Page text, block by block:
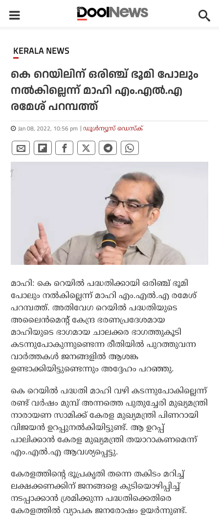
KERALA NEWS
കെ റെയിലിന് ഒരിഞ്ച് ഭൂമി പോലും
നല്‍കില്ലെന്ന് മാഹി എം.എല്‍.എ
രമേശ് പറമ്പത്ത്
Jan 08, 2022, 10:56 pm ഡൂള്‍ന്യൂസ് ഡെസ്‌ക്
മാഹി: കെ റെയില്‍ പദ്ധതിക്കായി ഒരിഞ്ച് ഭൂമി
പോലും നല്‍കില്ലെന്ന് മാഹി എം.എല്‍.എ രമേശ്
പറമ്പത്ത്. അതിവേഗ റെയില്‍ പദ്ധതിയുടെ
അലൈന്‍മെന്റ് കേന്ദ്ര ഭരണപ്രദേശമായ
മാഹിയുടെ ഭാഗമായ ചാലക്കര ഭാഗത്തുകൂടി
കടന്നുപോകുന്നുണ്ടെന്ന രീതിയില്‍ പുറത്തുവന്ന
വാര്‍ത്തകള്‍ ജനങ്ങളില്‍ ആശങ്ക
ഉണ്ടാക്കിയിട്ടുണ്ടെന്നും അദ്ദേഹം പറഞ്ഞു.
കെ റെയില്‍ പദ്ധതി മാഹി വഴി കടന്നുപോകില്ലെന്ന്
രണ്ട് വര്‍ഷം മുമ്പ് അന്നത്തെ പുതുച്ചേരി മുഖ്യമന്ത്രി
നാരായണ സാമിക്ക് കേരള മുഖ്യമന്ത്രി പിണറായി
വിജയന്‍ ഉറപ്പുനല്‍കിയിട്ടുണ്ട്. ആ ഉറപ്പ്
പാലിക്കാന്‍ കേരള മുഖ്യമന്ത്രി തയാറാകണമെന്ന്
എം.എല്‍.എ ആവശ്യപ്പെട്ടു.
കേരളത്തിന്റെ ഭൂപ്രകൃതി തന്നെ തകിടം മറിച്ച്
ലക്ഷക്കണക്കിന് ജനങ്ങളെ കുടിയൊഴിപ്പിച്ച്
നടപ്പാക്കാന്‍ ശ്രമിക്കുന്ന പദ്ധതിക്കെതിരെ
കേരളത്തില്‍ വ്യാപക ജനരോഷം ഉയര്‍ന്നുണ്ട്.